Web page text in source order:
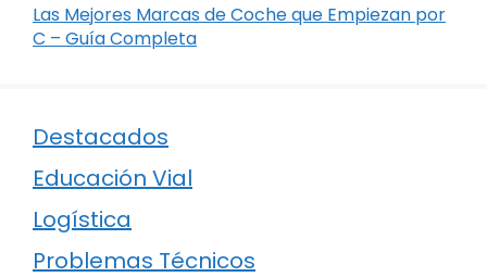
Las Mejores Marcas de Coche que Empiezan por
C – Guía Completa
Destacados
Educación Vial
Logística
Problemas Técnicos